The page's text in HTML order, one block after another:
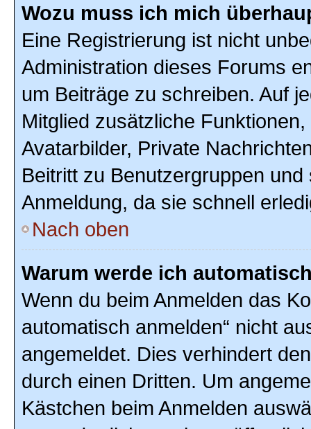
Wozu muss ich mich
Eine Registrierung ist nicht
Administration dieses Forums
um Beiträge zu schreiben. Auf
Mitglied zusätzliche
Avatarbilder, Private
Beitritt zu Benutzergruppen
Anmeldung, da sie schnell
Nach oben
Warum werde ich
Wenn du beim Anmelden das
automatisch anmelden“ nicht
angemeldet. Dies verhindert
durch einen Dritten. Um
Kästchen beim Anmelden